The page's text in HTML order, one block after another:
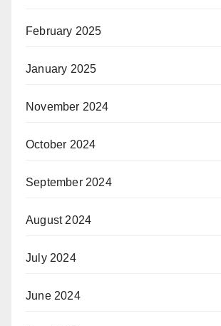
February 2025
January 2025
November 2024
October 2024
September 2024
August 2024
July 2024
June 2024